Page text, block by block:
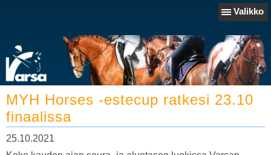
Valikko
MYH Horses -estecup ratkesi 23.10
finaalissa
25.10.2021